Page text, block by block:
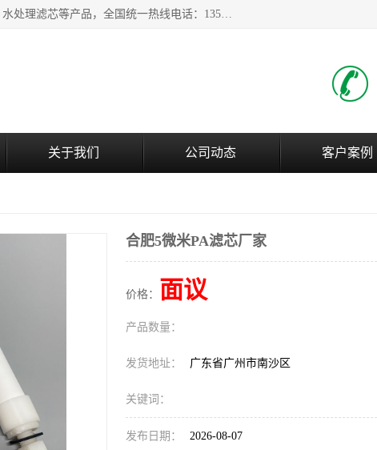
广州市森泉过滤器材有限公司（bomafw.b2b168.com）批量供应：保安过滤器滤芯、水处理滤芯等产品，全国统一热线电话：13527625568。广州市森泉过滤器材有限公司数十年专注于水处理过滤设备的工作，积累了丰富的经验，取得了行业的业绩和成果。
关于我们 公司动态 客户案例
合肥5微米PA滤芯厂家
价格： 面议
产品数量：
发货地址： 广东省广州市南沙区
关键词：
发布日期： 2026-08-07